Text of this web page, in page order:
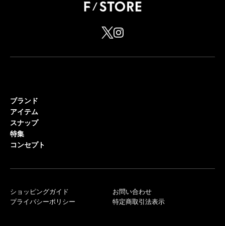
ブランド
アイテム
スナップ
特集
コンセプト
ショッピングガイド
プライバシーポリシー
お問い合わせ
特定商取引法表示